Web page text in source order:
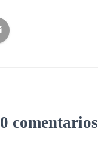
0 comentarios